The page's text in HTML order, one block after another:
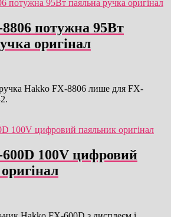
потужна 95Вт
оригінал
Hakko FX-8806 лише для FX-
100V цифровий